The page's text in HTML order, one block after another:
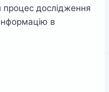
процес дослідження
в